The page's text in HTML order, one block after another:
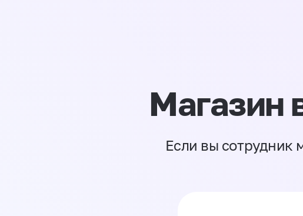
Магазин
Если вы сотрудник